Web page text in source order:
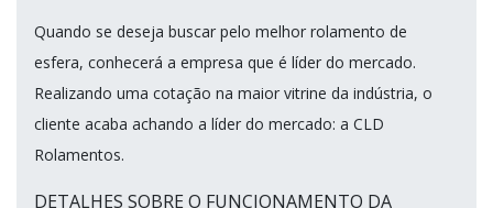
Quando se deseja buscar pelo melhor rolamento de
esfera, conhecerá a empresa que é líder do mercado.
Realizando uma cotação na maior vitrine da indústria, o
cliente acaba achando a líder do mercado: a CLD
Rolamentos.
DETALHES SOBRE O FUNCIONAMENTO DA